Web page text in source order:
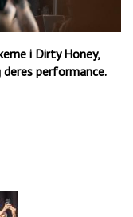
i Dirty Honey,
performance.